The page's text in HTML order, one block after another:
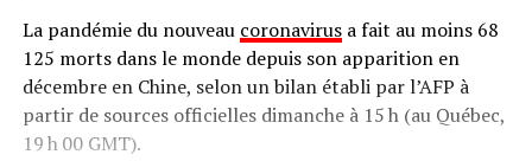
La pandémie du nouveau coronavirusa fait au moins 68
125 morts dans le monde depuis son apparition en
décembre en Chine, selon un bilan établi par l’AFP à
partir de sources officielles dimanche à 15 h (au Québec,
19 h 00 GMT).